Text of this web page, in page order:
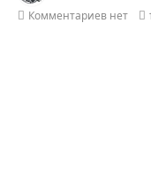
Комментариев нет